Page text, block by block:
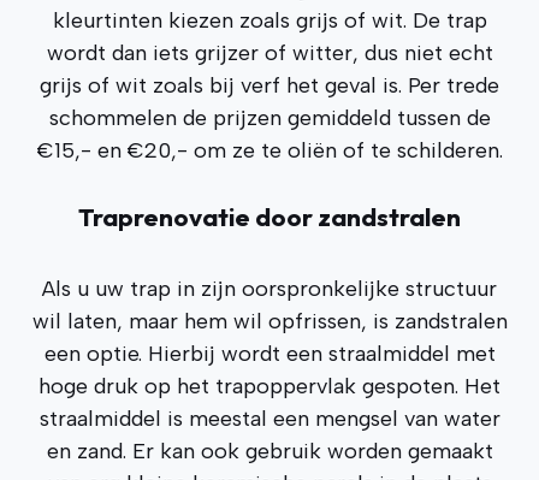
kleurtinten kiezen zoals grijs of wit. De trap
wordt dan iets grijzer of witter, dus niet echt
grijs of wit zoals bij verf het geval is. Per trede
schommelen de prijzen gemiddeld tussen de
€15,- en €20,- om ze te oliën of te schilderen.
Traprenovatie door zandstralen
Als u uw trap in zijn oorspronkelijke structuur
wil laten, maar hem wil opfrissen, is zandstralen
een optie. Hierbij wordt een straalmiddel met
hoge druk op het trapoppervlak gespoten. Het
straalmiddel is meestal een mengsel van water
en zand. Er kan ook gebruik worden gemaakt